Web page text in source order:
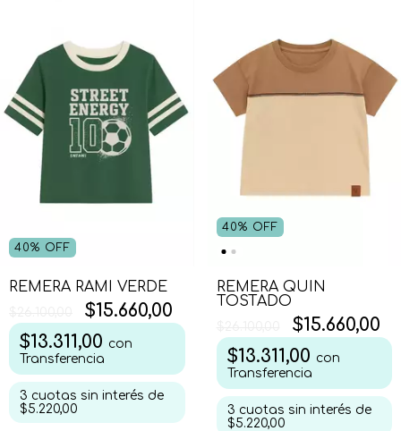
40% OFF
REMERA RAMI VERDE
$15.660,00
$13.311,00 con
Transferencia
3 cuotas sin interés de
$5.220,00
40% OFF
REMERA QUIN
TOSTADO
$15.660,00
$13.311,00 con
Transferencia
3 cuotas sin interés de
$5.220,00